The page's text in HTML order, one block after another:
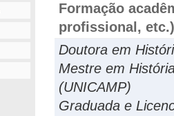
Formação
profissional, etc.)
Doutora em
Mestre em
(UNICAMP)
Graduada e